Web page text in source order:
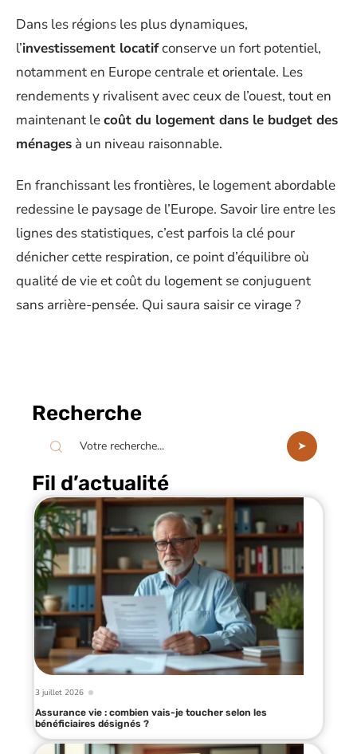
Dans les régions les plus dynamiques,
l’investissement locatifconserve un fort potentiel,
notamment en Europe centrale et orientale. Les
rendements y rivalisent avec ceux de l’ouest, tout en
maintenant lecoût du logement dans le budget des
ménages à un niveau raisonnable.
En franchissant les frontières, le logement abordable
redessine le paysage de l’Europe. Savoir lire entre les
lignes des statistiques, c’est parfois la clé pour
dénicher cette respiration, ce point d’équilibre où
qualité de vie et coût du logement se conjuguent
sans arrière-pensée. Qui saura saisir ce virage ?
Recherche
Fil d’actualité
3 juillet 2026
Assurance vie : combien vais-je toucher selon les
bénéficiaires désignés ?